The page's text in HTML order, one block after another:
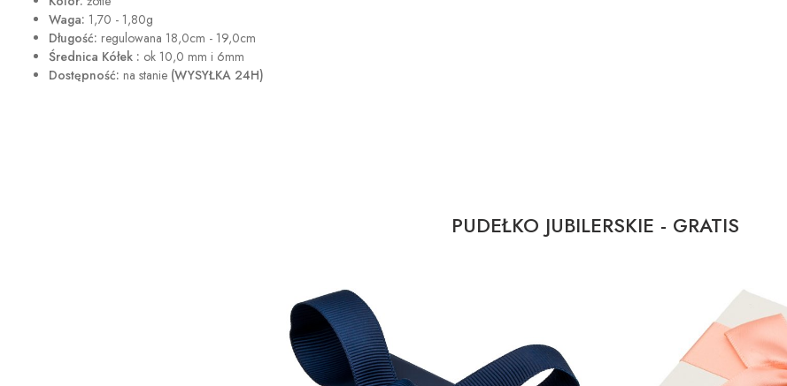
Waga: 1,70 - 1,80g
Długość: regulowana 18,0cm - 19,0cm
Średnica Kółek : ok 10,0 mm i 6mm
Dostępność: na stanie (WYSYŁKA 24H)
PUDEŁKO JUBILERSKIE - GRATIS